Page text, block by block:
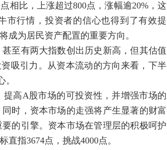
比，上涨超过800点，涨幅逾20%，这
市行情，投资者的信心也得到了有效提
成为居民资产配置的重要方向。
至有两大指数创出历史新高，但其估值
吸引力。从资本流动的方向来看，下半
高A股市场的可投资性，并增强市场的
时，资本市场的走强将产生显著的财富
的引擎。资本市场在管理层的积极呵护
指3674点，挑战4000点。